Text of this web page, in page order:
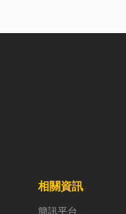
資源管理。透
成本，實現節
相關資訊
簡訊平台